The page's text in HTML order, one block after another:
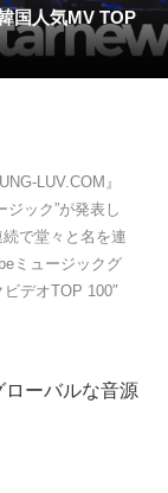
LUV.COM』
ジック”が発表し
で堂々と名を連
ミュージックグ
デオTOP 100″
ーバルな音源